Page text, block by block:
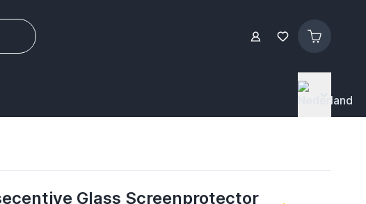
Glass Screenprotector